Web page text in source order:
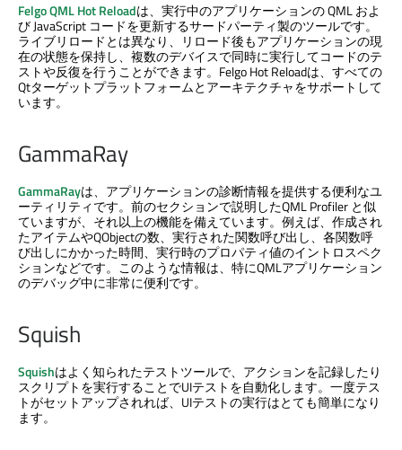
Felgo QML Hot Reloadは、実行中のアプリケーションの QML およ
び JavaScript コードを更新するサードパーティ製のツールです。
ライブリロードとは異なり、リロード後もアプリケーションの現
在の状態を保持し、複数のデバイスで同時に実行してコードのテ
ストや反復を行うことができます。Felgo Hot Reloadは、すべての
Qtターゲットプラットフォームとアーキテクチャをサポートして
います。
GammaRay
GammaRayは、アプリケーションの診断情報を提供する便利なユ
ーティリティです。前のセクションで説明したQML Profiler と似
ていますが、それ以上の機能を備えています。例えば、作成され
たアイテムやQObjectの数、実行された関数呼び出し、各関数呼
び出しにかかった時間、実行時のプロパティ値のイントロスペク
ションなどです。このような情報は、特にQMLアプリケーション
のデバッグ中に非常に便利です。
Squish
Squishはよく知られたテストツールで、アクションを記録したり
スクリプトを実行することでUIテストを自動化します。一度テス
トがセットアップされれば、UIテストの実行はとても簡単になり
ます。